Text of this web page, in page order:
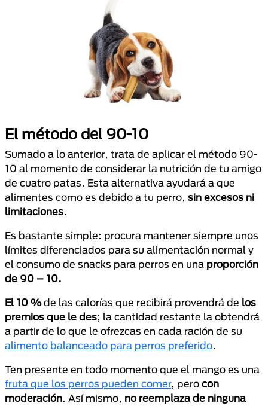
El método del 90-10
Sumado a lo anterior, trata de aplicar el método 90-
10 al momento de considerar la nutrición de tu amigo
de cuatro patas. Esta alternativa ayudará a que
alimentes como es debido a tu perro, sin excesos ni
limitaciones.
Es bastante simple: procura mantener siempre unos
límites diferenciados para su alimentación normal y
el consumo de snacks para perros en una proporción
de 90 – 10.
El 10 %de las calorías que recibirá provendrá de los
premios que le des; la cantidad restante la obtendrá
a partir de lo que le ofrezcas en cada ración de su
alimento balanceado para perros preferido.
Ten presente en todo momento que el mango es una
fruta que los perros pueden comer, pero con
moderación. Así mismo, no reemplaza de ninguna